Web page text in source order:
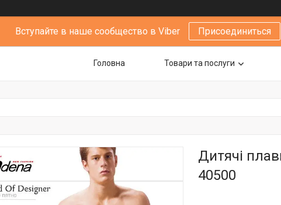
Вступайте в наше сообщество в Viber Присоединиться
Головна Товари та послуги
Дитячі
40500